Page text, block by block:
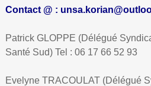
Actualités des CE Korian
CE Korian EHPAD Sud
CONTACTS UNSA
CE Korian SSR
Vos représentants
Formation CHSCT
Contact @ :
Patrick GLOPPE (Délégué
Santé Sud) Tel : 06 17 66 52 93
Evelyne TRACOULAT (Délégué